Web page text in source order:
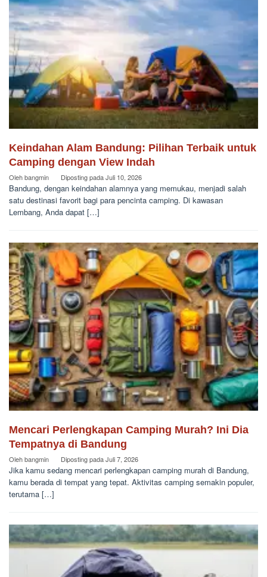
Keindahan Alam Bandung: Pilihan Terbaik untuk
Camping dengan View Indah
Olehbangmin Diposting padaJuli 10, 2026
Bandung, dengan keindahan alamnya yang memukau, menjadi salah
satu destinasi favorit bagi para pencinta camping. Di kawasan
Lembang, Anda dapat […]
Mencari Perlengkapan Camping Murah? Ini Dia
Tempatnya di Bandung
Olehbangmin Diposting padaJuli 7, 2026
Jika kamu sedang mencari perlengkapan camping murah di Bandung,
kamu berada di tempat yang tepat. Aktivitas camping semakin populer,
terutama […]